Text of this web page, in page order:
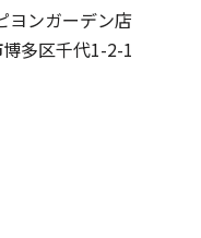
ヨンガーデン店
多区千代1-2-1